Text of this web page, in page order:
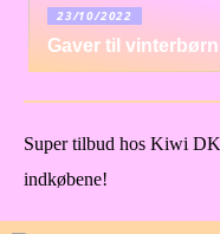
23/10/2022
Gaver til vinterbørn
Super tilbud hos Kiwi
indkøbene!